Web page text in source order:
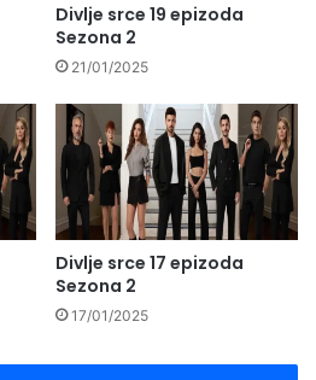
Divlje srce 19 epizoda
Sezona 2
21/01/2025
Divlje srce 17 epizoda
Sezona 2
17/01/2025